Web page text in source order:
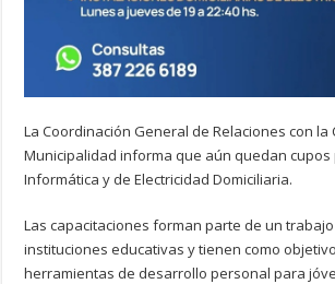
La Coordinación General de Relaciones con la
Municipalidad informa que aún quedan cupos
Informática y de Electricidad Domiciliaria.
Las capacitaciones forman parte de un
instituciones educativas y tienen como
herramientas de desarrollo personal para